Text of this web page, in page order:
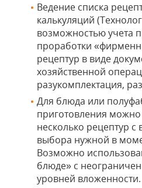
Ведение списка
калькуляций
возможностью учета
проработки
рецептур в виде
хозяйственной
разукомплектация,
Для блюда или
приготовления можно
несколько рецептур
выбора нужной в
Возможно
блюде» с
уровней вложенности.